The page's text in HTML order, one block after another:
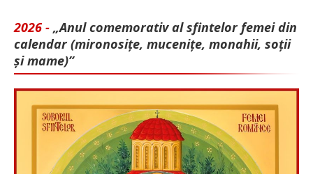
2026 - „Anul comemorativ al sfintelor femei din
calendar (mironosițe, mu­cenițe, monahii, soții
și mame)”